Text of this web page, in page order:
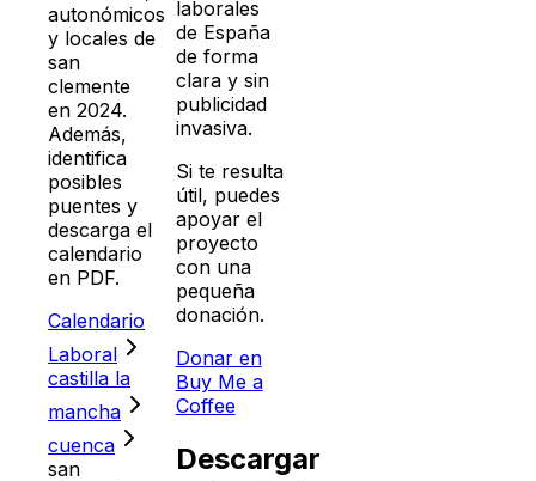
autonómicos
y locales de
san
clemente
en 2024.
Además,
identifica
posibles
puentes y
descarga el
calendario
en PDF.
Calendario
Laboral
castilla la
mancha
cuenca
san
laborales
de España
de forma
clara y sin
publicidad
invasiva.
Si te resulta
útil, puedes
apoyar el
proyecto
con una
pequeña
donación.
Donar en
Buy Me a
Coffee
Descargar